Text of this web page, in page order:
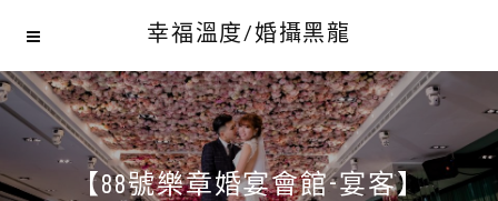
幸福溫度/婚攝黑龍
【88號樂章婚宴會館-宴客】